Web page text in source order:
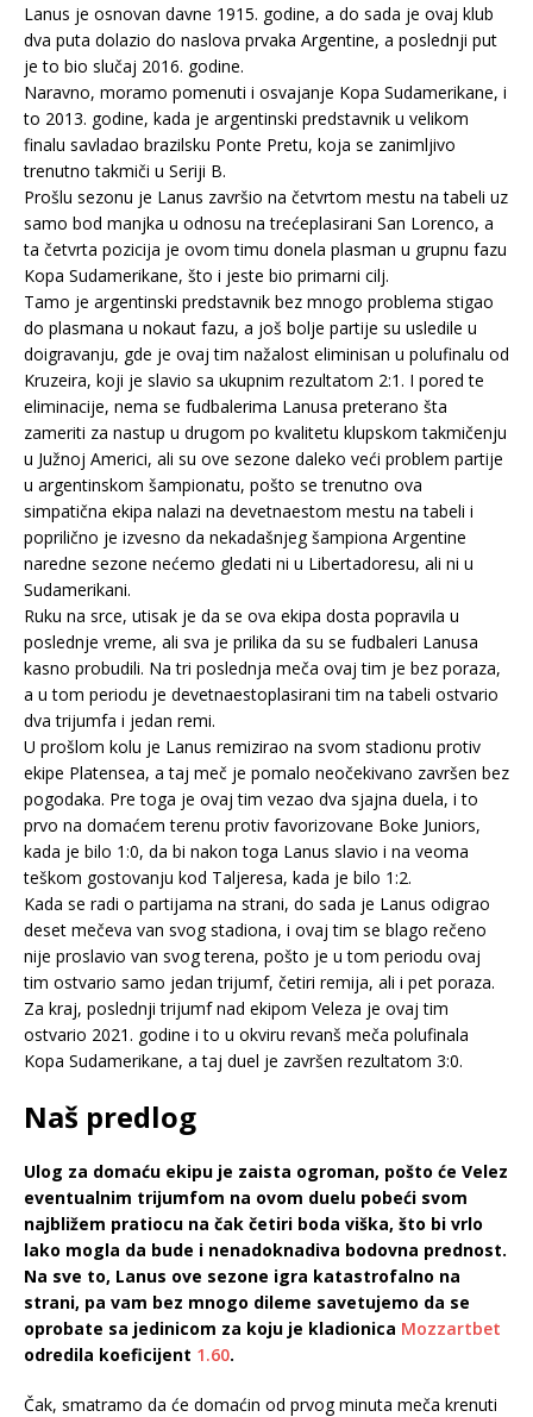
Lanus je osnovan davne 1915. godine, a do sada je ovaj klub
dva puta dolazio do naslova prvaka Argentine, a poslednji put
je to bio slučaj 2016. godine.
Naravno, moramo pomenuti i osvajanje Kopa Sudamerikane, i
to 2013. godine, kada je argentinski predstavnik u velikom
finalu savladao brazilsku Ponte Pretu, koja se zanimljivo
trenutno takmiči u Seriji B.
Prošlu sezonu je Lanus završio na četvrtom mestu na tabeli uz
samo bod manjka u odnosu na trećeplasirani San Lorenco, a
ta četvrta pozicija je ovom timu donela plasman u grupnu fazu
Kopa Sudamerikane, što i jeste bio primarni cilj.
Tamo je argentinski predstavnik bez mnogo problema stigao
do plasmana u nokaut fazu, a još bolje partije su usledile u
doigravanju, gde je ovaj tim nažalost eliminisan u polufinalu od
Kruzeira, koji je slavio sa ukupnim rezultatom 2:1. I pored te
eliminacije, nema se fudbalerima Lanusa preterano šta
zameriti za nastup u drugom po kvalitetu klupskom takmičenju
u Južnoj Americi, ali su ove sezone daleko veći problem partije
u argentinskom šampionatu, pošto se trenutno ova
simpatična ekipa nalazi na devetnaestom mestu na tabeli i
poprilično je izvesno da nekadašnjeg šampiona Argentine
naredne sezone nećemo gledati ni u Libertadoresu, ali ni u
Sudamerikani.
Ruku na srce, utisak je da se ova ekipa dosta popravila u
poslednje vreme, ali sva je prilika da su se fudbaleri Lanusa
kasno probudili. Na tri poslednja meča ovaj tim je bez poraza,
a u tom periodu je devetnaestoplasirani tim na tabeli ostvario
dva trijumfa i jedan remi.
U prošlom kolu je Lanus remizirao na svom stadionu protiv
ekipe Platensea, a taj meč je pomalo neočekivano završen bez
pogodaka. Pre toga je ovaj tim vezao dva sjajna duela, i to
prvo na domaćem terenu protiv favorizovane Boke Juniors,
kada je bilo 1:0, da bi nakon toga Lanus slavio i na veoma
teškom gostovanju kod Taljeresa, kada je bilo 1:2.
Kada se radi o partijama na strani, do sada je Lanus odigrao
deset mečeva van svog stadiona, i ovaj tim se blago rečeno
nije proslavio van svog terena, pošto je u tom periodu ovaj
tim ostvario samo jedan trijumf, četiri remija, ali i pet poraza.
Za kraj, poslednji trijumf nad ekipom Veleza je ovaj tim
ostvario 2021. godine i to u okviru revanš meča polufinala
Kopa Sudamerikane, a taj duel je završen rezultatom 3:0.
Naš predlog
Ulog za domaću ekipu je zaista ogroman, pošto će Velez
eventualnim trijumfom na ovom duelu pobeći svom
najbližem pratiocu na čak četiri boda viška, što bi vrlo
lako mogla da bude i nenadoknadiva bodovna prednost.
Na sve to, Lanus ove sezone igra katastrofalno na
strani, pa vam bez mnogo dileme savetujemo da se
oprobate sa jedinicom za koju je kladionica Mozzartbet
odredila koeficijent 1.60.
Čak, smatramo da će domaćin od prvog minuta meča krenuti